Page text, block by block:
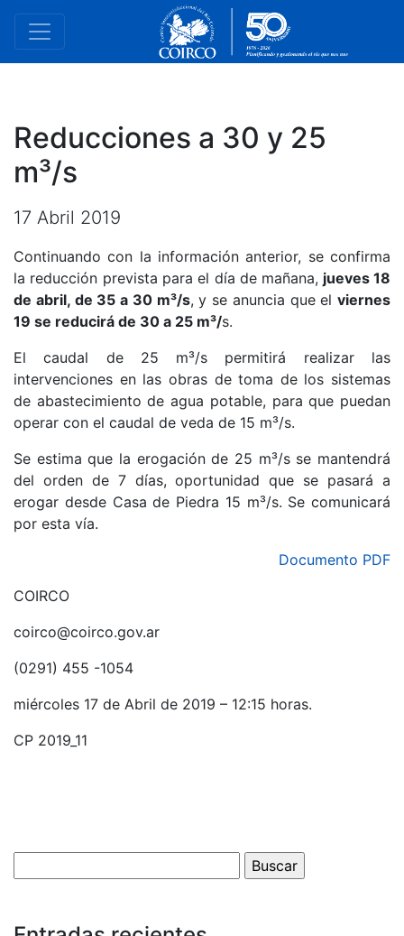
Reducciones a 30 y 25
m³/s
17 Abril 2019
Continuando con la información anterior, se confirma
la reducción prevista para el día de mañana, jueves 18
de abril, de 35 a 30 m³/s, y se anuncia que el viernes
19 se reducirá de 30 a 25 m³/s.
El caudal de 25 m³/s permitirá realizar las
intervenciones en las obras de toma de los sistemas
de abastecimiento de agua potable, para que puedan
operar con el caudal de veda de 15 m³/s.
Se estima que la erogación de 25 m³/s se mantendrá
del orden de 7 días, oportunidad que se pasará a
erogar desde Casa de Piedra 15 m³/s. Se comunicará
por esta vía.
Documento PDF
COIRCO
coirco@coirco.gov.ar
(0291) 455 -1054
miércoles 17 de Abril de 2019 – 12:15 horas.
CP 2019_11